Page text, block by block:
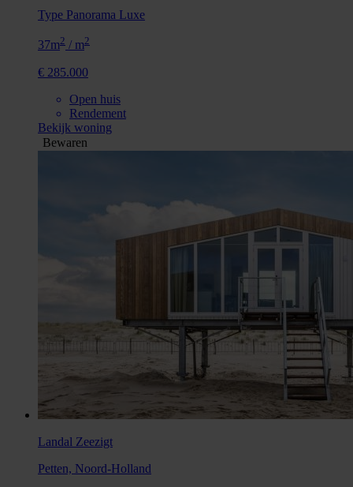
Type Panorama Luxe
37m2 / m2
€ 285.000
Open huis
Rendement
Bekijk woning
Bewaren
Landal Zeezigt
Petten, Noord-Holland